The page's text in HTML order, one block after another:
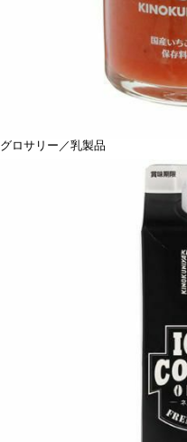
グロサリー／乳製品